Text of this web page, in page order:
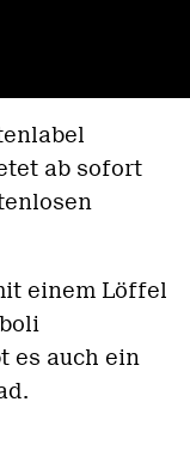
ab sofort
einem Löffel
es auch ein